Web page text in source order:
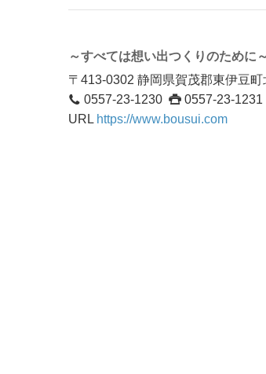
～すべては想い出つくりのために
〒413-0302 静岡県賀茂郡東伊豆
0557-23-1230
0557-23-1231
URL https://www.bousui.com